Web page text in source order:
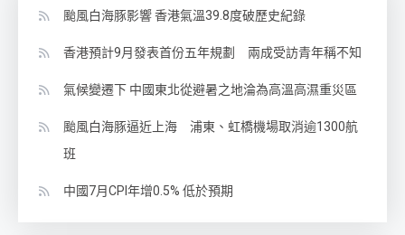
颱風白海豚影響 香港氣溫39.8度破歷史紀錄
香港預計9月發表首份五年規劃 兩成受訪青年稱不知
氣候變遷下 中國東北從避暑之地淪為高溫高濕重災區
颱風白海豚逼近上海 浦東、虹橋機場取消逾1300航
班
中國7月CPI年增0.5% 低於預期